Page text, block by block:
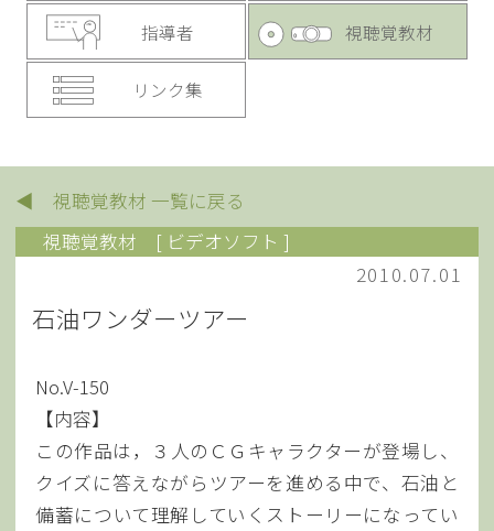
指導者 視聴覚教材
リンク集
◀ 視聴覚教材 一覧に戻る
視聴覚教材
[ ビデオソフト ]
2010.07.01
石油ワンダーツアー
No.V-150
【内容】
この作品は，３人のＣＧキャラクターが登場し、
クイズに答えながらツアーを進める中で、石油と
備蓄について理解していくストーリーになってい